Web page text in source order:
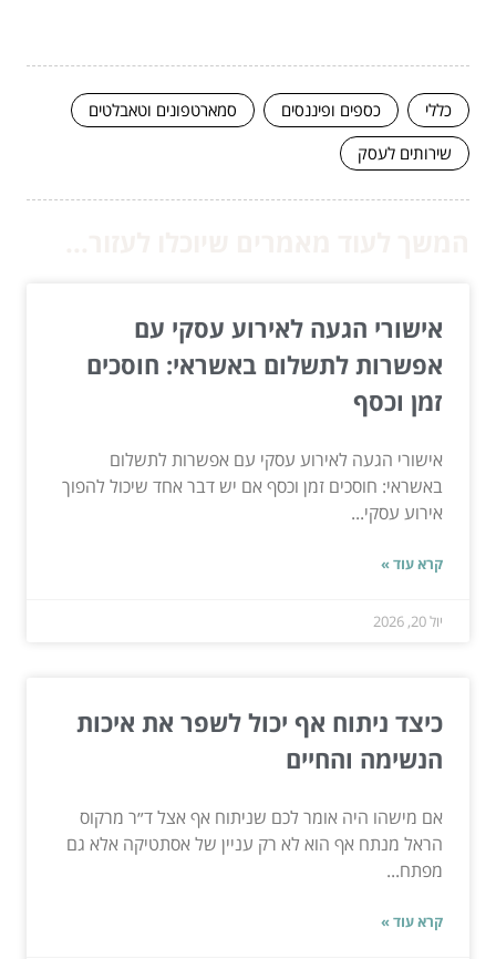
כללי כספים ופיננסים
סמארטפונים וטאבלטים
שירותים לעסק
אישורי הגעה לאירוע עסקי עם
אפשרות לתשלום באשראי: חוסכים
זמן וכסף
אישורי הגעה לאירוע עסקי עם אפשרות לתשלום
באשראי: חוסכים זמן וכסף אם יש דבר אחד שיכול להפוך
אירוע עסקי...
קרא עוד »
יול 20, 2026
כיצד ניתוח אף יכול לשפר את איכות
הנשימה והחיים
אם מישהו היה אומר לכם שניתוח אף אצל ד״ר מרקוס
הראל מנתח אף הוא לא רק עניין של אסתטיקה אלא גם
מפתח...
קרא עוד »